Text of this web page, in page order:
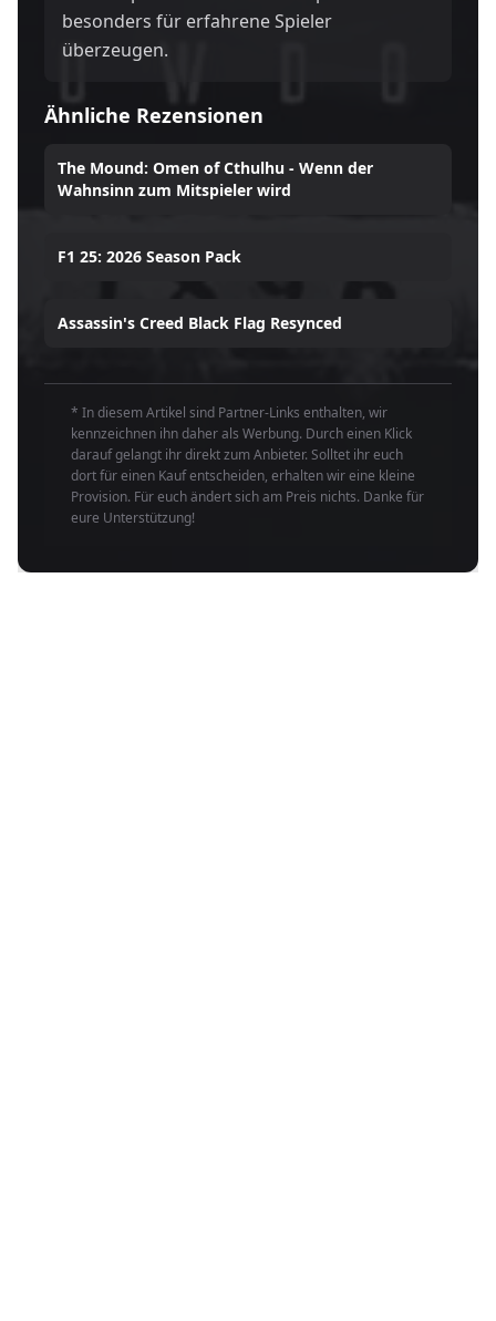
besonders für erfahrene Spieler
überzeugen.
Ähnliche Rezensionen
The Mound: Omen of Cthulhu - Wenn der
Wahnsinn zum Mitspieler wird
F1 25: 2026 Season Pack
Assassin's Creed Black Flag Resynced
* In diesem Artikel sind Partner-Links enthalten, wir
kennzeichnen ihn daher als Werbung. Durch einen Klick
darauf gelangt ihr direkt zum Anbieter. Solltet ihr euch
dort für einen Kauf entscheiden, erhalten wir eine kleine
Provision. Für euch ändert sich am Preis nichts. Danke für
eure Unterstützung!